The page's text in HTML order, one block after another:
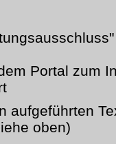
Portal zum
aufgeführten
oben)